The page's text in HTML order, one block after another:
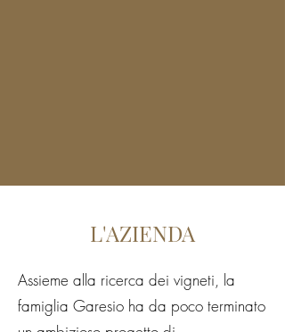
L'AZIENDA
Assieme alla ricerca dei vigneti, la
famiglia Garesio ha da poco terminato